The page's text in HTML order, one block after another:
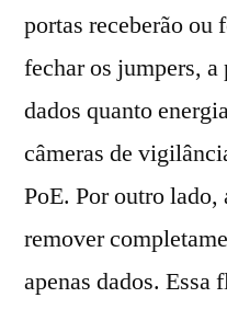
portas receberão ou
fechar os jumpers,
dados quanto
câmeras de
PoE. Por outro
remover
apenas dados.